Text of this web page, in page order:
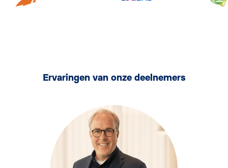
Ervaringen van onze deelnemers